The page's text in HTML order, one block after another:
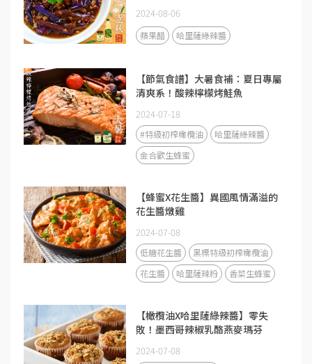
2024-08-06
蘋果醋 哈里薩綠辣醬
【節氣食譜】大暑食補：夏日專屬
清爽系！酸辣檸檬烤鮭魚
2024-07-18
#特級初榨橄欖油
哈里薩綠辣醬
金合歡生蜂蜜
【蜂蜜X花生醬】異國風情滿溢的
花生醬燉雞
2024-07-08
低糖花生醬
黑標特級初榨橄欖油
花生醬
哈里薩辣粉 香菜生蜂蜜
【橄欖油X哈里薩綠辣醬】零失
敗！墨西哥辣椒乳酪燕麥瑪芬
2024-07-08